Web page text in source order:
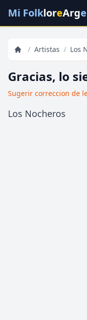
Mi FolkloreArg
/ Artistas / Los
Gracias, lo
Sugerir correccion de
Los Nocheros